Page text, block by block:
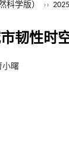
科学版） ››
韧性时
小曙